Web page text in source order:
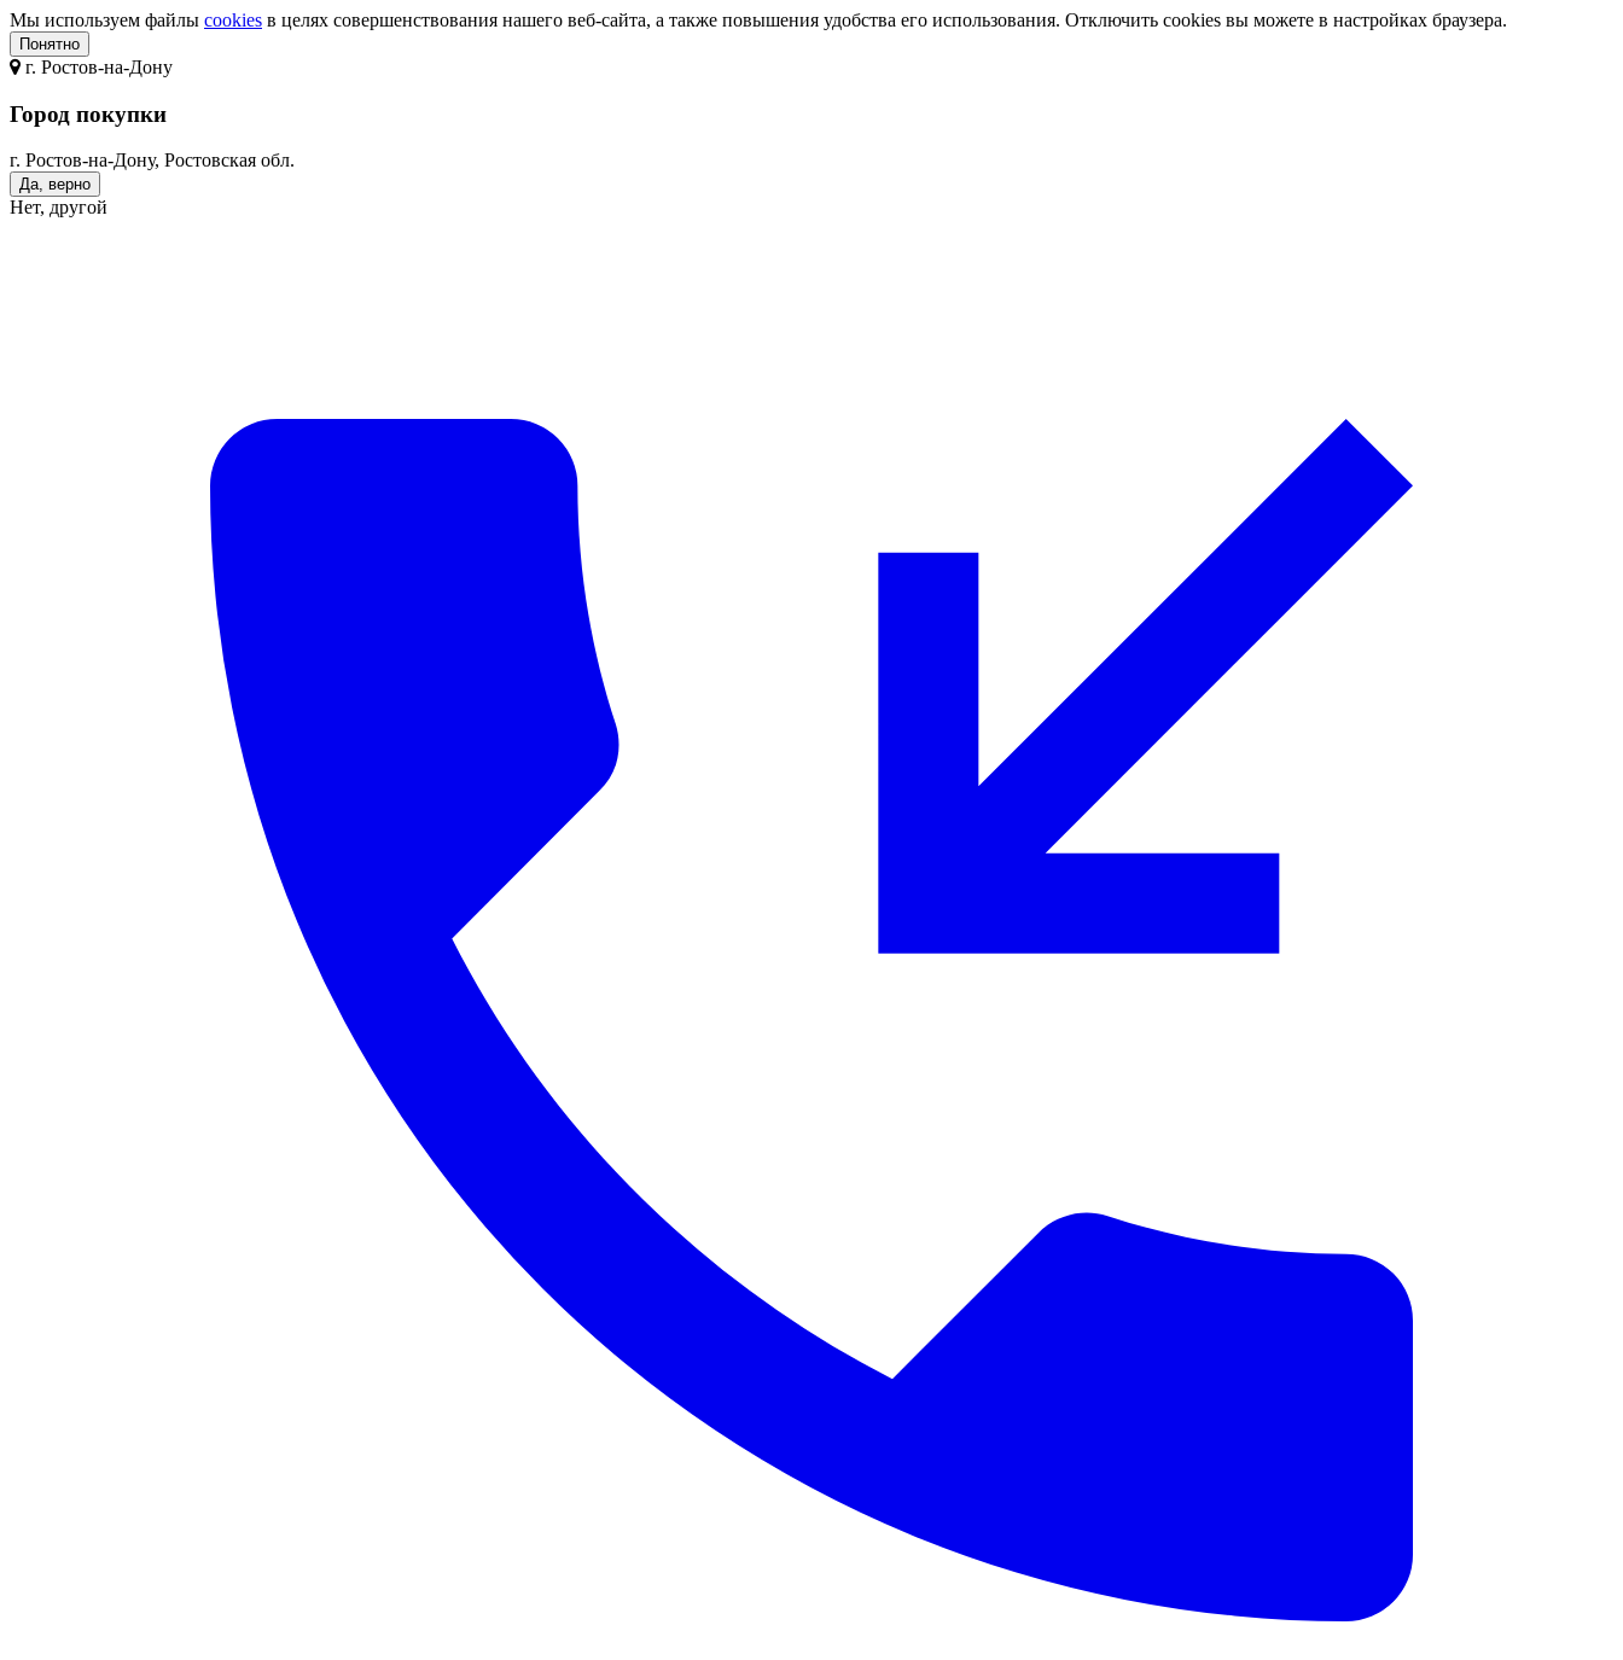
Мы используем файлы cookies в целях совершенствования нашего веб-сайта, а также повышения удобства его использования. Отключить cookies вы можете в настройках браузера.
Понятно
г. Ростов-на-Дону
Город покупки
г. Ростов-на-Дону, Ростовская обл.
Да, верно
Нет, другой